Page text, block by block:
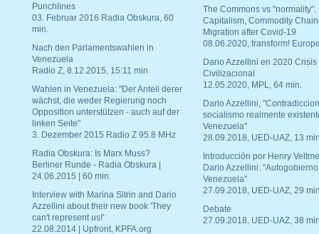
Punchlines
03. Februar 2016 Radia Obskura, 60
min.
Nach den Parlamentswahlen in
Venezuela
Radio Z, 8.12.2015, 15:11 min
Wahlen in Venezuela: "Der Anteil derer
wächst, die weder Regierung noch
Opposition unterstützen - auch auf der
linken Seite"
3. Dezember 2015 Radio Z 95.8 MHz
Radia Obskura: Is Marx Muss?
Berliner Runde - Radia Obskura |
24.06.2015 | 60 min.
Interview with Marina Sitrin and Dario
Azzellini about their new book 'They
can't represent us!'
22.08.2014 | Upfront, KPFA.org
The Commons vs "normality".
Capitalism, Commodity
Migration after Covid-19
08.06.2020, transform!
Dario Azzellini en 2020 Crisis
Civilizacional
12.05.2020, MPL, 64 min.
Dario Azzellini,
socialismo realmente
Venezuela"
28.09.2018, UED-UAZ, 13
Introducción por Henry
Dario Azzellini:
Venezuela"
27.09.2018, UED-UAZ, 29
Debate
27.09.2018, UED-UAZ, 38